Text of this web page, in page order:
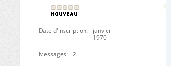
Date d'inscription
janvier
1970
Messages 2